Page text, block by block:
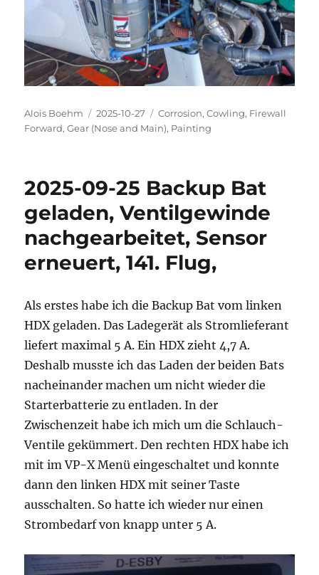
Autor
Alois Boehm
Veröffentlicht
am
2025-10-27 Kategorien
Corrosion,Cowling, Firewall
Forward,Gear (Nose and Main), Painting
2025-09-25 Backup Bat
geladen, Ventilgewinde
nachgearbeitet, Sensor
erneuert, 141. Flug,
Als erstes habe ich die Backup Bat vom linken
HDX geladen. Das Ladegerät als Stromlieferant
liefert maximal 5 A. Ein HDX zieht 4,7 A.
Deshalb musste ich das Laden der beiden Bats
nacheinander machen um nicht wieder die
Starterbatterie zu entladen. In der
Zwischenzeit habe ich mich um die Schlauch-
Ventile gekümmert. Den rechten HDX habe ich
mit im VP-X Menü eingeschaltet und konnte
dann den linken HDX mit seiner Taste
ausschalten. So hatte ich wieder nur einen
Strombedarf von knapp unter 5 A.